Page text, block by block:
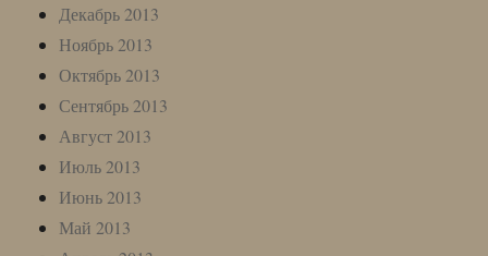
Декабрь 2013
Ноябрь 2013
Октябрь 2013
Сентябрь 2013
Август 2013
Июль 2013
Июнь 2013
Май 2013